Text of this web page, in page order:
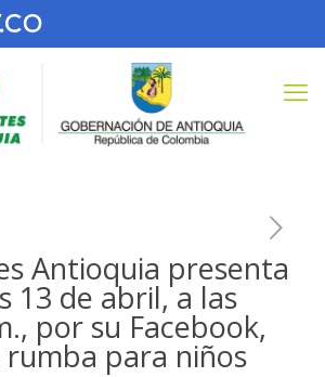
Antioquia presenta
13 de abril, a las
por su Facebook,
rumba para niños